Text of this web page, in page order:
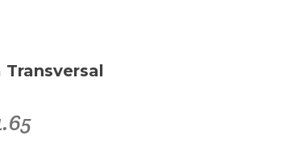
Transversal